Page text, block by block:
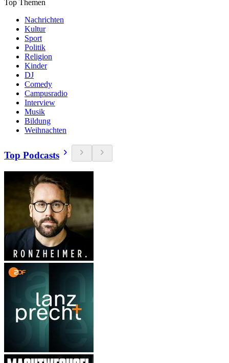
Top Themen
Nachrichten
Kultur
Sport
Politik
Religion
Kinder
DJ
Comedy
Campusradio
Interview
Musik
Bildung
Weihnachten
Top Podcasts